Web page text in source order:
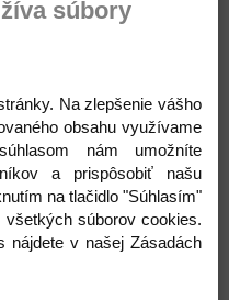
súbory
Na zlepšenie vášho
obsahu využívame
nám umožníte
a prispôsobiť našu
na tlačidlo "Súhlasím"
súborov cookies.
nájdete v našej Zásadách